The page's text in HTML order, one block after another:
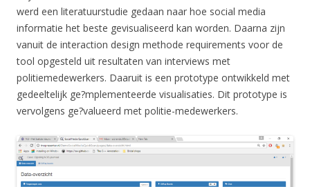
werd een literatuurstudie gedaan naar hoe social media
informatie het beste gevisualiseerd kan worden. Daarna zijn
vanuit de interaction design methode requirements voor de
tool opgesteld uit resultaten van interviews met
politiemedewerkers. Daaruit is een prototype ontwikkeld met
gedeeltelijk ge?mplementeerde visualisaties. Dit prototype is
vervolgens ge?valueerd met politie-medewerkers.